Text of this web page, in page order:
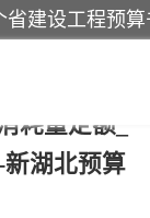
交通工程消耗量定
耗量定额_
湖北预算